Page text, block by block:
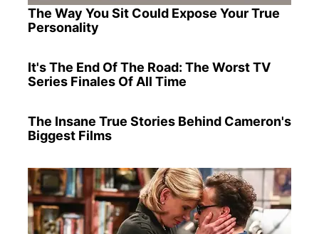
The Way You Sit Could Expose Your True
Personality
It's The End Of The Road: The Worst TV
Series Finales Of All Time
The Insane True Stories Behind Cameron's
Biggest Films